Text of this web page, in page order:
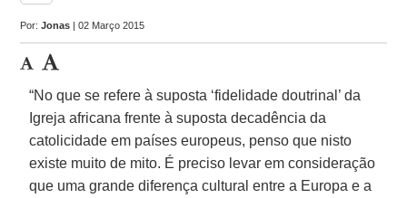
Por:Jonas | 02 Março 2015
“No que se refere à suposta ‘fidelidade doutrinal’ da
Igreja africana frente à suposta decadência da
catolicidade em países europeus, penso que nisto
existe muito de mito. É preciso levar em consideração
que uma grande diferença cultural entre a Europa e a